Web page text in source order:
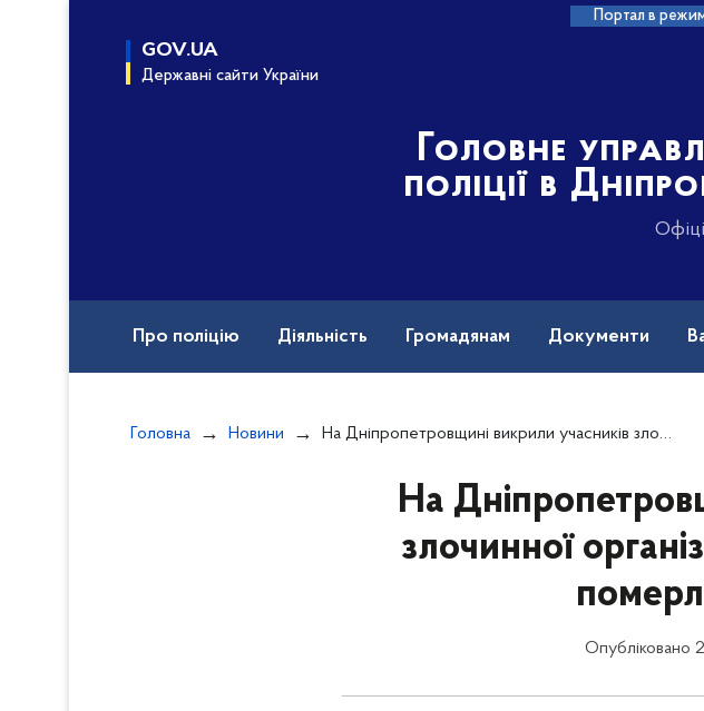
Портал в
GOV.UA
Державні сайти України
Головне
поліції в
Про поліцію Діяльність Громадянам Документи
Головна Новини На Дніпропетровщині викрили учасників злочинної організації за продаж квартир померлих громадян
На
злочинної
Опубліковано